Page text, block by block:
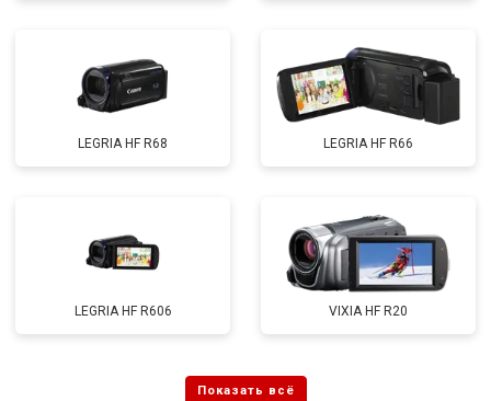
LEGRIA HF R68 LEGRIA HF R66
LEGRIA HF R606 VIXIA HF R20